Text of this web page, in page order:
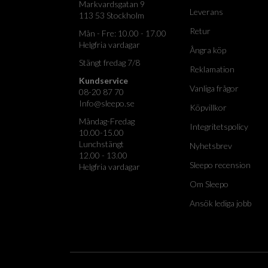
Markvardsgatan 9
113 53 Stockholm
Mån - Fre: 10.00 - 17.00
Helgfria vardagar
Stängt fredag 7/8
Kundservice
08-20 87 70
Info@sleepo.se
Måndag-Fredag
10.00-15.00
Lunchstängt
12.00 - 13.00
Helgfria vardagar
Leverans
Retur
Ångra köp
Reklamation
Vanliga frågor
Köpvillkor
Integritetspolicy
Nyhetsbrev
Sleepo recension
Om Sleepo
Ansök lediga jobb